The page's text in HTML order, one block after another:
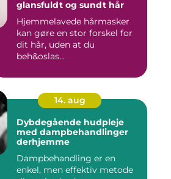
glansfuldt og sundt hår
Hjemmelavede hårmasker
kan gøre en stor forskel for
dit hår, uden at du
beh&oslas...
14. aug
Dybdegående hudpleje
med dampbehandlinger
derhjemme
Dampbehandling er en
enkel, men effektiv metode